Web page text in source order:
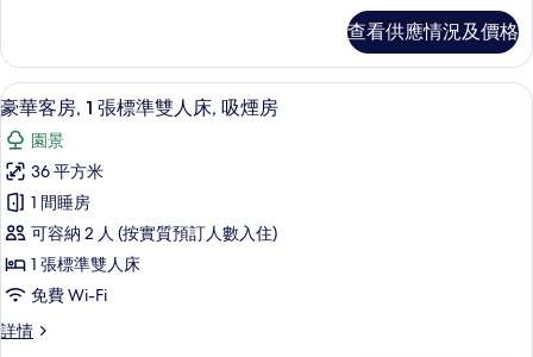
的
相
片
室,
吸
煙
房,
露
台
(View)
的
相
片
臥
室,
吸
房,
露
台
(View)
詳
情
查看供應情況及價格
載
入
所
有
豪
華
客
房,
1
迷你吧、房內夾萬、書桌、熨斗/熨衫
10
豪華客房, 1 張標準雙人床, 吸煙房
園景
36 平方米
1 間睡房
可容納 2 人 (按實質預訂人數入住)
1 張標準雙人床
免費 Wi-Fi
詳情
豪